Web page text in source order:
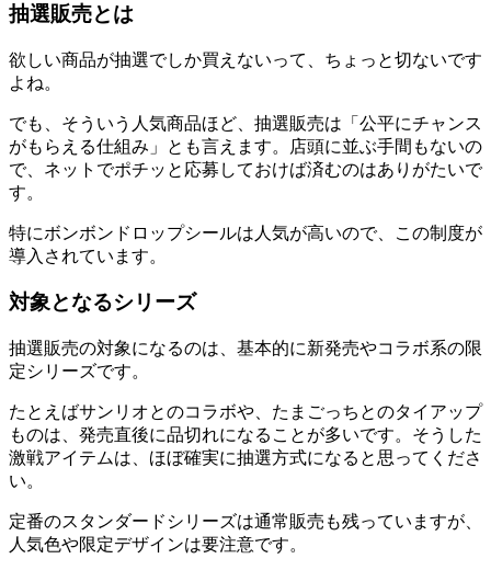
抽選販売とは
欲しい商品が抽選でしか買えないって、ちょっと切ないです
よね。
でも、そういう人気商品ほど、抽選販売は「公平にチャンス
がもらえる仕組み」とも言えます。店頭に並ぶ手間もないの
で、ネットでポチッと応募しておけば済むのはありがたいで
す。
特にボンボンドロップシールは人気が高いので、この制度が
導入されています。
対象となるシリーズ
抽選販売の対象になるのは、基本的に新発売やコラボ系の限
定シリーズです。
たとえばサンリオとのコラボや、たまごっちとのタイアップ
ものは、発売直後に品切れになることが多いです。そうした
激戦アイテムは、ほぼ確実に抽選方式になると思ってくださ
い。
定番のスタンダードシリーズは通常販売も残っていますが、
人気色や限定デザインは要注意です。